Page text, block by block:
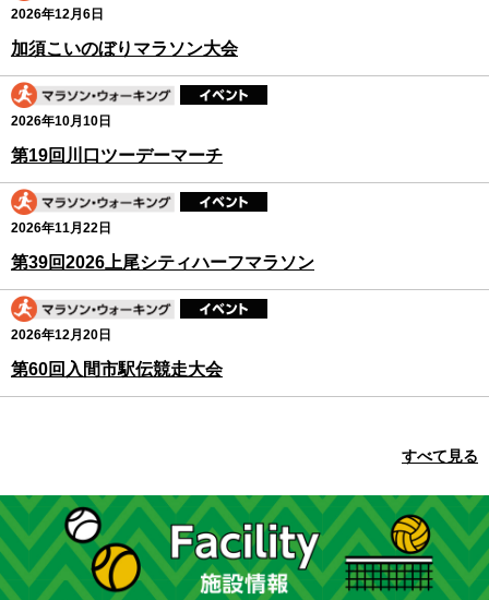
2026年7月29日
地域クラブ活動指導者のための研修プログラム
開発及び研修実施業務委託に係る企画提案競技
の実施について
2026年7月23日
2026年7月23日
第74回秩父宮杯埼玉県自転車道路競走大会のエ
ントリー期間を延長しました！
プラチナアスリート
2026年12月6日
加須こいのぼりマラソン大会
2026年10月10日
第19回川口ツーデーマーチ
2026年11月22日
第39回2026上尾シティハーフマラソン
2026年12月20日
第60回入間市駅伝競走大会
すべて見る
施設情報